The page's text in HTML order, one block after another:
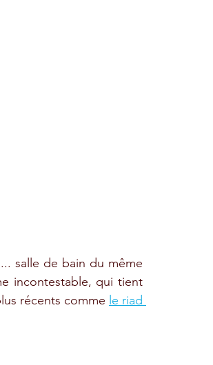
salle de bain du même
incontestable, qui tient
récents comme le riad